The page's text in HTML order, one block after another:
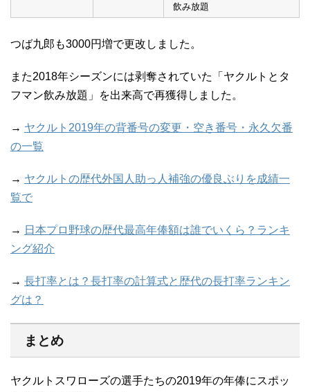
飲み放題
つば九郎も3000円増で更改しました。
また2018年シーズンには剥奪されていた「ヤクルトとタ
フマン飲み放題」を出来高で再獲得しました。
→ ヤクルト2019年の背番号の変更・空き番号・永久欠番
の一覧
→ ヤクルトの歴代外国人助っ人補強の優良ぶりを成績一
覧で
→ 日本プロ野球の歴代最高年俸額は誰でいくら？ランキ
ング紹介
→ 長打率とは？長打率の計算式と歴代の長打率ランキン
グは？
まとめ
ヤクルトスワローズの選手たちの2019年の年俸にスポッ